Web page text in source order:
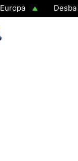
Desbaste